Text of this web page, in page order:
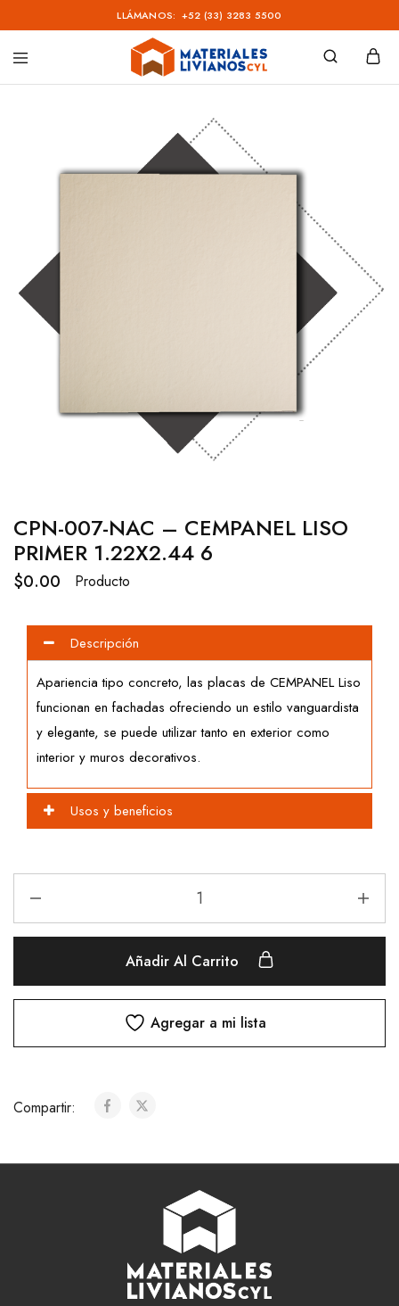
LLÁMANOS: +52 (33) 3283 5500
Materiales
CPN-007-NAC – CEMPANEL LISO
PRIMER 1.22X2.44 6
$0.00 Producto
Descripción
Apariencia tipo concreto, las placas de CEMPANEL Liso
funcionan en fachadas ofreciendo un estilo vanguardista
y elegante, se puede utilizar tanto en exterior como
interior y muros decorativos.
Usos y beneficios
Añadir Al Carrito
Agregar a mi lista
Compartir: